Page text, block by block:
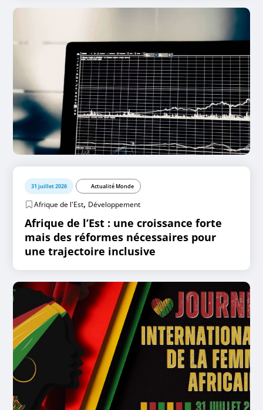
31 juillet 2026 Actualité Monde
Afrique de l'Est, Développement
Afrique de l’Est : une croissance forte
mais des réformes nécessaires pour
une trajectoire inclusive